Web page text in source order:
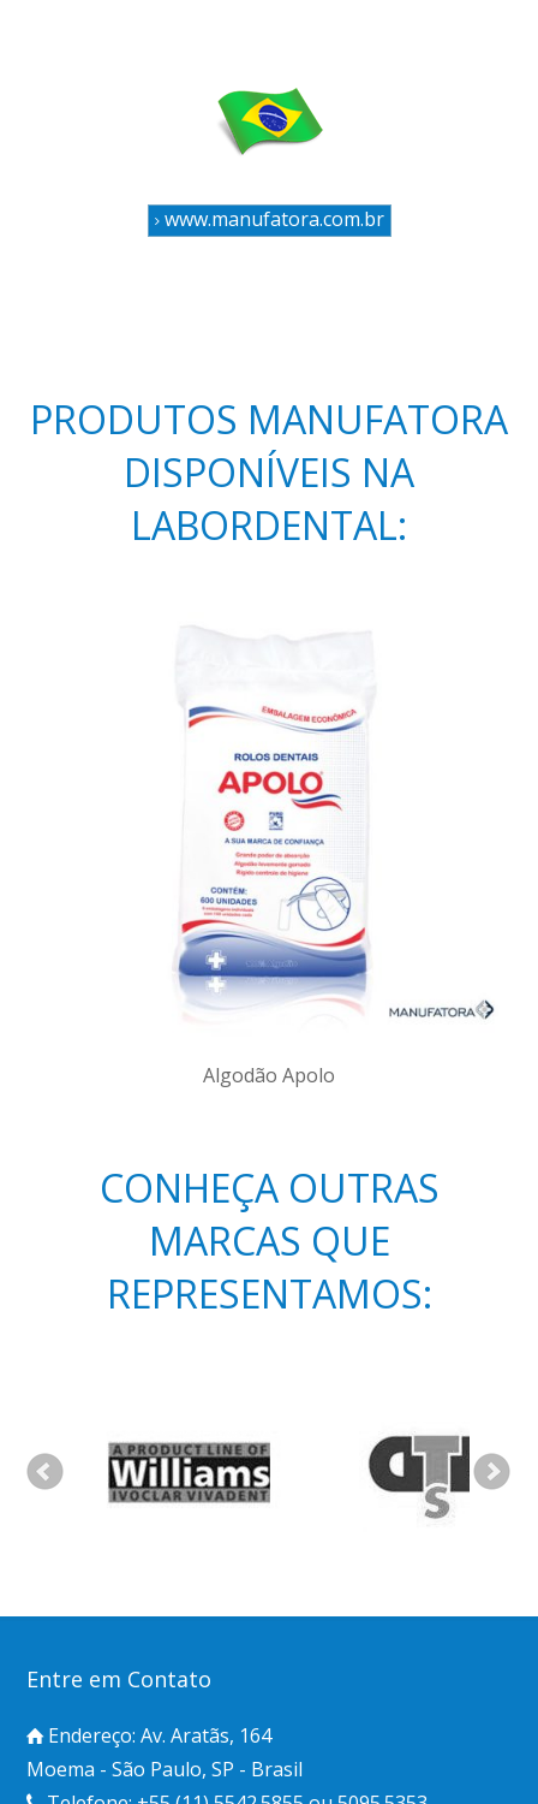
www.manufatora.com.br
PRODUTOS MANUFATORA
DISPONÍVEIS NA
LABORDENTAL:
Algodão Apolo
CONHEÇA OUTRAS
MARCAS QUE
REPRESENTAMOS:
Entre em Contato
Endereço: Av. Aratãs, 164
Moema - São Paulo, SP - Brasil